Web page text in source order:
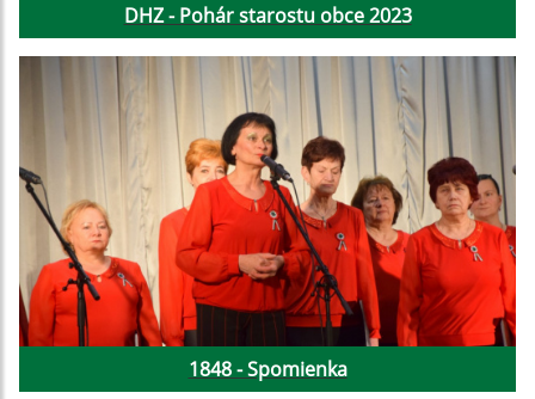
DHZ - Pohár starostu obce 2023
1848 - Spomienka